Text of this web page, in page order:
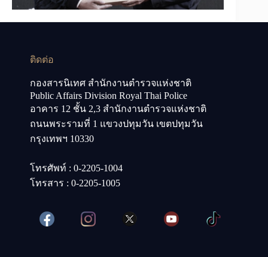
ติดต่อ
กองสารนิเทศ สำนักงานตำรวจแห่งชาติ
Public Affairs Division Royal Thai Police
อาคาร 12 ชั้น 2,3 สำนักงานตำรวจแห่งชาติ
ถนนพระรามที่ 1 แขวงปทุมวัน เขตปทุมวัน
กรุงเทพฯ 10330
โทรศัพท์ : 0-2205-1004
โทรสาร : 0-2205-1005